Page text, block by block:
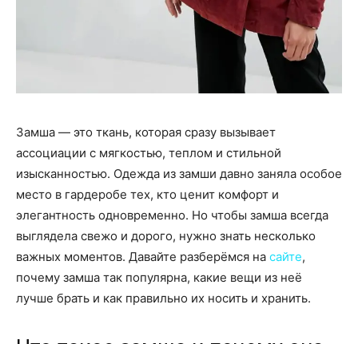
Замша — это ткань, которая сразу вызывает
ассоциации с мягкостью, теплом и стильной
изысканностью. Одежда из замши давно заняла особое
место в гардеробе тех, кто ценит комфорт и
элегантность одновременно. Но чтобы замша всегда
выглядела свежо и дорого, нужно знать несколько
важных моментов. Давайте разберёмся на сайте,
почему замша так популярна, какие вещи из неё
лучше брать и как правильно их носить и хранить.